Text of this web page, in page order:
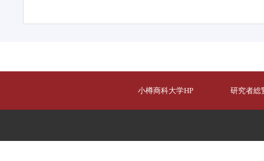
小樽商科大学HP 研究者総